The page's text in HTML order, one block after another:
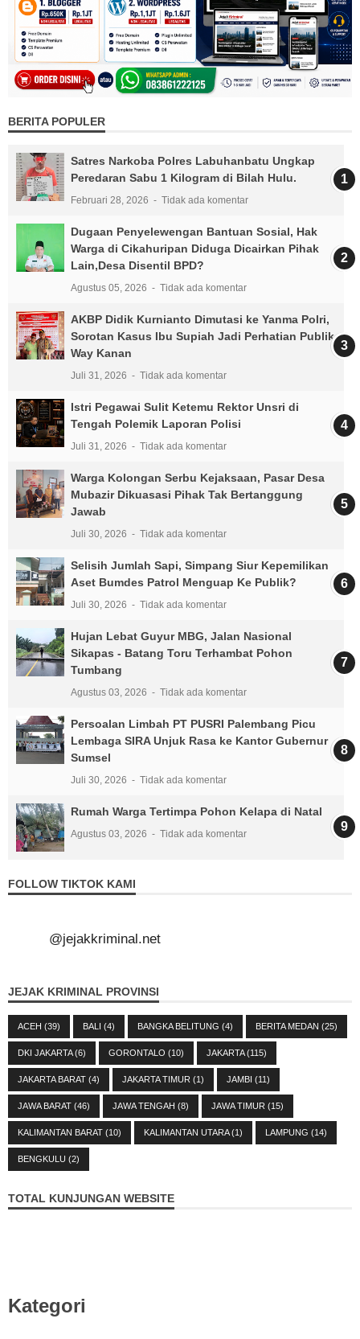
BERITA POPULER
Satres Narkoba Polres Labuhanbatu Ungkap
Peredaran Sabu 1 Kilogram di Bilah Hulu.
Februari 28, 2026 Tidak ada komentar
Dugaan Penyelewengan Bantuan Sosial, Hak
Warga di Cikahuripan Diduga Dicairkan Pihak
Lain,Desa Disentil BPD?
Agustus 05, 2026 Tidak ada komentar
AKBP Didik Kurnianto Dimutasi ke Yanma Polri,
Sorotan Kasus Ibu Supiah Jadi Perhatian Publik
Way Kanan
Juli 31, 2026 Tidak ada komentar
Istri Pegawai Sulit Ketemu Rektor Unsri di
Tengah Polemik Laporan Polisi
Juli 31, 2026 Tidak ada komentar
Warga Kolongan Serbu Kejaksaan, Pasar Desa
Mubazir Dikuasasi Pihak Tak Bertanggung
Jawab
Juli 30, 2026 Tidak ada komentar
Selisih Jumlah Sapi, Simpang Siur Kepemilikan
Aset Bumdes Patrol Menguap Ke Publik?
Juli 30, 2026 Tidak ada komentar
Hujan Lebat Guyur MBG, Jalan Nasional
Sikapas - Batang Toru Terhambat Pohon
Tumbang
Agustus 03, 2026 Tidak ada komentar
Persoalan Limbah PT PUSRI Palembang Picu
Lembaga SIRA Unjuk Rasa ke Kantor Gubernur
Sumsel
Juli 30, 2026 Tidak ada komentar
Rumah Warga Tertimpa Pohon Kelapa di Natal
Agustus 03, 2026 Tidak ada komentar
FOLLOW TIKTOK KAMI
@jejakkriminal.net
JEJAK KRIMINAL PROVINSI
ACEH (39) BALI (4) BANGKA BELITUNG (4) BERITA MEDAN (25)
DKI JAKARTA(6) GORONTALO (10) JAKARTA(115)
JAKARTA BARAT (4) JAKARTA TIMUR (1) JAMBI (11)
JAWA BARAT (46) JAWA TENGAH (8) JAWA TIMUR (15)
KALIMANTAN BARAT (10) KALIMANTAN UTARA(1) LAMPUNG (14)
BENGKULU (2)
TOTAL KUNJUNGAN WEBSITE
Kategori